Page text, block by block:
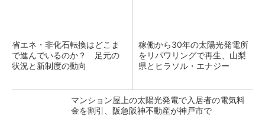
省エネ・非化石転換はどこま
で進んでいるのか？ 足元の
状況と新制度の動向
稼働から30年の太陽光発電所
をリパワリングで再生、山梨
県とヒラソル・エナジー
マンション屋上の太陽光発電で入居者の電気料
金を割引、阪急阪神不動産が神戸市で